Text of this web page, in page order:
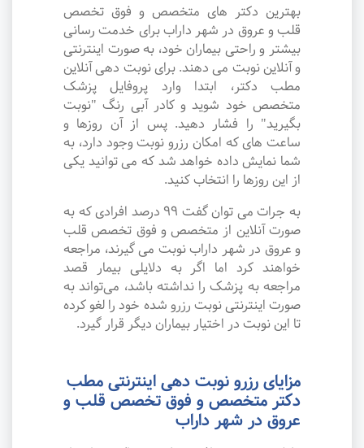
بهترین دکتر های متخصص و فوق تخصص
قلب و عروق در شهر داراب برای خدمت رسانی
بیشتر و راحتی بیماران خود، به صورت اینترنتی
و آنلاین نوبت می دهند. برای نوبت دهی آنلاین
مطب دکتر، ابتدا وارد پروفایل پزشک
متخصص خود شوید و کادر آبی رنگ "نوبت
بگیرید" را فشار دهید. پس از آن روزها و
ساعت های که امکان رزرو نوبت وجود دارد، به
شما نمایش داده خواهد شد که می توانید یکی
از این روزها را انتخاب کنید.
به جرات می‌ توان گفت ۹۹ درصد افرادی که به
صورت آنلاین از متخصص و فوق تخصص قلب
و عروق در شهر داراب نوبت می گیرند، مراجعه
خواهند کرد اما اگر به دلایلی بیمار قصد
مراجعه به پزشک را نداشته باشد، می‌تواند به
صورت اینترنتی نوبت رزرو شده خود را لغو کرده
تا این نوبت در اختیار بیماران دیگر قرار گیرد.
مزایای رزرو نوبت دهی اینترنتی مطب
دکتر متخصص و فوق تخصص قلب و
عروق در شهر داراب